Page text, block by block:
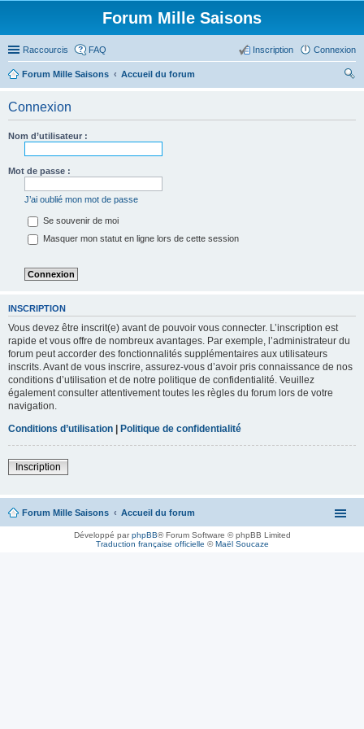
Forum Mille Saisons
Raccourcis FAQ Connexion
Inscription
Forum Mille Saisons
Accueil du forum
Connexion
Nom d’utilisateur :
Mot de passe :
J’ai oublié mon mot de passe
Se souvenir de moi
Masquer mon statut en ligne lors de cette session
INSCRIPTION
Vous devez être inscrit(e) avant de pouvoir vous connecter. L’inscription est
rapide et vous offre de nombreux avantages. Par exemple, l’administrateur du
forum peut accorder des fonctionnalités supplémentaires aux utilisateurs
inscrits. Avant de vous inscrire, assurez-vous d’avoir pris connaissance de nos
conditions d’utilisation et de notre politique de confidentialité. Veuillez
également consulter attentivement toutes les règles du forum lors de votre
navigation.
Conditions d’utilisation | Politique de confidentialité
Inscription
Forum Mille Saisons Accueil du forum
Développé parphpBB® Forum Software © phpBB Limited
Traduction française officielle ©Maël Soucaze